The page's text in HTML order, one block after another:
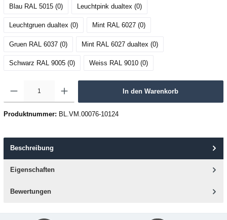
Blau RAL 5015 (0) Leuchtpink dualtex (0)
Leuchtgruen dualtex (0) Mint RAL 6027 (0)
Gruen RAL 6037 (0) Mint RAL 6027 dualtex (0)
Schwarz RAL 9005 (0) Weiss RAL 9010 (0)
In den Warenkorb
Produktnummer: BL.VM.00076-10124
Beschreibung
Eigenschaften
Bewertungen